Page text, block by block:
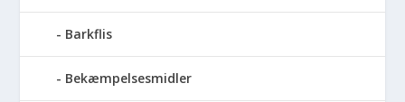
Barkflis
Bekæmpelsesmidler